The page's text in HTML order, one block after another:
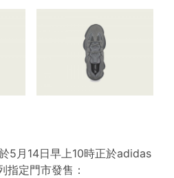
5月14日早上10時正於adidas
指定門市發售：